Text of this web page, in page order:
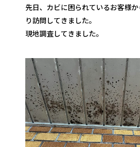
先日、カビに困られているお客様
り訪問してきました。
現地調査してきました。